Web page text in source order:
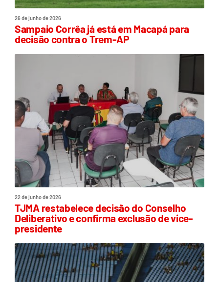
26 de junho de 2026
Sampaio Corrêa já está em Macapá para
decisão contra o Trem-AP
22 de junho de 2026
TJMA restabelece decisão do Conselho
Deliberativo e confirma exclusão de vice-
presidente